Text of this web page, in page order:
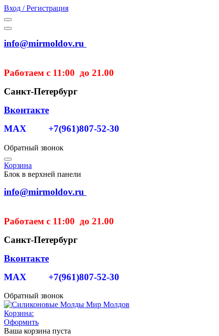
Вход / Регистрация
info@mirmoldov.ru
Работаем с 11:00 до 21.00
Санкт-Петербург
Вконтакте
MAX +7(961)807-52-30
Обратный звонок
Корзина
Блок в верхней панели
info@mirmoldov.ru
Работаем с 11:00 до 21.00
Санкт-Петербург
Вконтакте
MAX +7(961)807-52-30
Обратный звонок
Корзина:
Оформить
Ваша корзина пуста